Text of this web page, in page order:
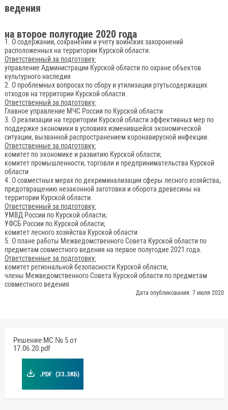
ведения
на второе полугодие 2020 года
1. О содержании, сохранении и учету воинских захоронений
расположенных на территории Курской области.
Ответственный за подготовку:
управление Администрации Курской области по охране объектов
культурного наследия
2. О проблемных вопросах по сбору и утилизации ртутьсодержащих
отходов на территории Курской области.
Ответственный за подготовку:
Главное управление МЧС России по Курской области
3. О реализации на территории Курской области эффективных мер по
поддержке экономики в условиях изменившейся экономической
ситуации, вызванной распространением коронавирусной инфекции.
Ответственные за подготовку:
комитет по экономике и развитию Курской области;
комитет промышленности, торговли и предпринимательства Курской
области
4. О совместных мерах по декриминализации сферы лесного хозяйства,
предотвращению незаконной заготовки и оборота древесины на
территории Курской области.
Ответственный за подготовку:
УМВД России по Курской области;
УФСБ России по Курской области;
комитет лесного хозяйства Курской области
5. О плане работы Межведомственного Совета Курской области по
предметам совместного ведения на первое полугодие 2021 года.
Ответственные за подготовку:
комитет региональной безопасности Курской области;
члены Межведомственного Совета Курской области по предметам
совместного ведения
Дата опубликования: 7 июля 2020
Решение МС № 5 от
17.06.20.pdf
.PDF (33.3КБ)